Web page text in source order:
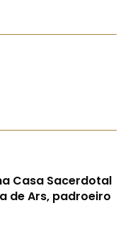
Casa Sacerdotal
de Ars, padroeiro